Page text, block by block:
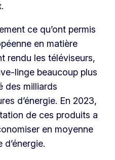
ce qu’ont permis
en matière
rendu les téléviseurs,
linge beaucoup plus
des milliards
d’énergie. En 2023,
de ces produits a
en moyenne